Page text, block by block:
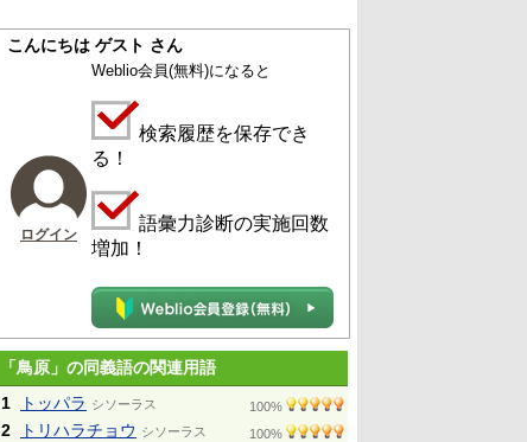
こんにちは ゲスト さん
ログイン
Weblio会員(無料)になると
検索履歴を保存でき
る！
語彙力診断の実施回数
増加！
「鳥原」の同義語の関連用語
1
トッパラ シソーラス 100%
2 トリハラチョウ シソーラス 100%